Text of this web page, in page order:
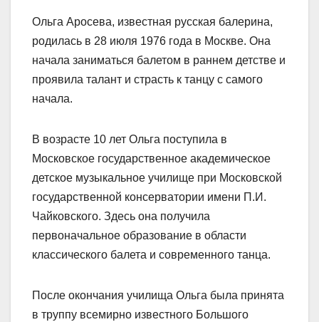
Ольга Аросева, известная русская балерина,
родилась в 28 июля 1976 года в Москве. Она
начала заниматься балетом в раннем детстве и
проявила талант и страсть к танцу с самого
начала.
В возрасте 10 лет Ольга поступила в
Московское государственное академическое
детское музыкальное училище при Московской
государственной консерватории имени П.И.
Чайковского. Здесь она получила
первоначальное образование в области
классического балета и современного танца.
После окончания училища Ольга была принята
в труппу всемирно известного Большого